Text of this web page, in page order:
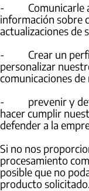
- Comunicarle a
información sobre
actualizaciones de
- Crear un perfil
personalizar
comunicaciones
- prevenir y
hacer cumplir
defender a la
Si no nos
procesamiento
posible que no
producto solicitado.